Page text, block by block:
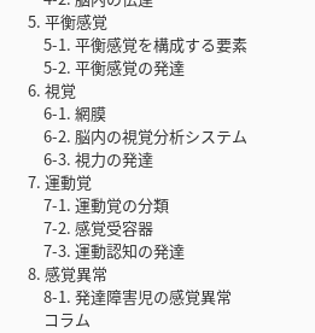
5. 平衡感覚
5-1. 平衡感覚を構成する要素
5-2. 平衡感覚の発達
6. 視覚
6-1. 網膜
6-2. 脳内の視覚分析システム
6-3. 視力の発達
7. 運動覚
7-1. 運動覚の分類
7-2. 感覚受容器
7-3. 運動認知の発達
8. 感覚異常
8-1. 発達障害児の感覚異常
コラム